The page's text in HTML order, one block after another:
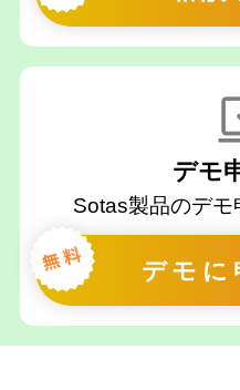
デモ
Sotas製品のデモ
デモに